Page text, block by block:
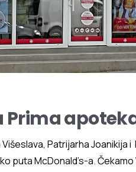
Prima
Patrijarha Joanikija i
puta McDonald’s-a. Čekamo